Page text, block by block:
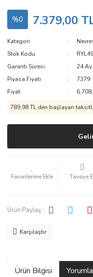
%0 7.379,00
Kategori
Stok Kodu
Garanti Süresi
24 Ay
Piyasa Fiyatı
7379
Fiyat
789,98 TL den başlayan
Tavsiye
Ürün Paylaş :
Karşılaştır
Ürün Bilgisi